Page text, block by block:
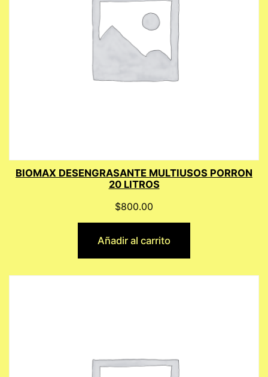
BIOMAX DESENGRASANTE MULTIUSOS PORRON
20 LITROS
$800.00
Añadir al carrito